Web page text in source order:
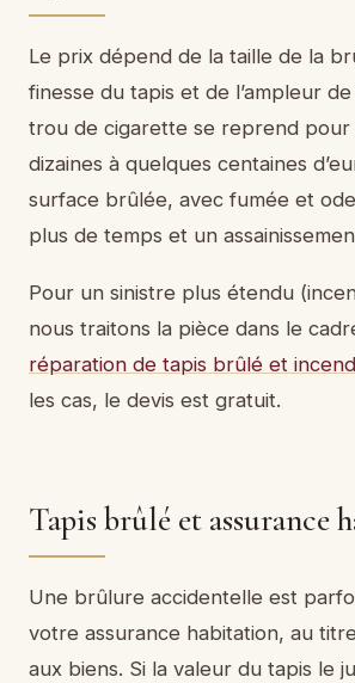
Le prix dépend de la taille de la
finesse du tapis et de l’ampleur
trou de cigarette se reprend pour
dizaines à quelques centaines
surface brûlée, avec fumée et
plus de temps et un
Pour un sinistre plus étendu
nous traitons la pièce dans le
réparation de tapis brûlé et
les cas, le devis est gratuit.
Tapis brûlé et assurance
Une brûlure accidentelle est
votre assurance habitation, au
aux biens. Si la valeur du tapis le